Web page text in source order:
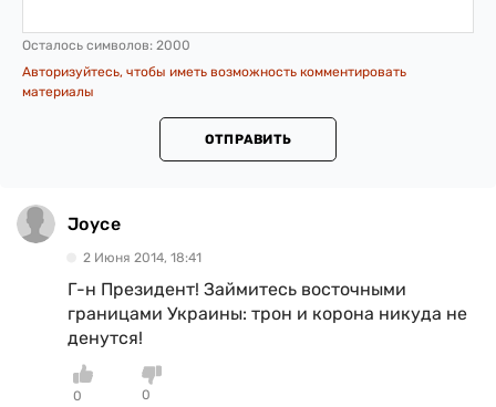
Осталось символов: 2000
Авторизуйтесь, чтобы иметь возможность комментировать
материалы
ОТПРАВИТЬ
Joyce
2 Июня 2014, 18:41
Г-н Президент! Займитесь восточными
границами Украины: трон и корона никуда не
денутся!
0
0